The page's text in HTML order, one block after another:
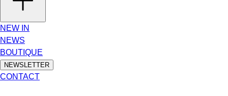
NEW IN
NEWS
BOUTIQUE
NEWSLETTER
CONTACT